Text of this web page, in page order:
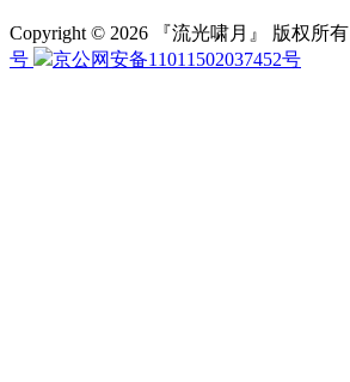
Copyright © 2026 『流光啸月』 版权所有
号
京公网安备11011502037452号